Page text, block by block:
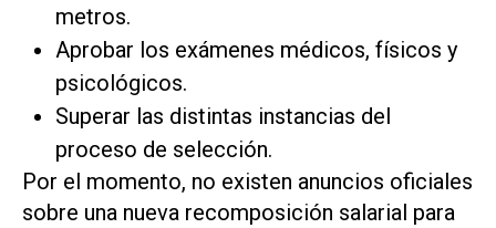
metros.
Aprobar los exámenes médicos, físicos y
psicológicos.
Superar las distintas instancias del
proceso de selección.
Por el momento, no existen anuncios oficiales
sobre una nueva recomposición salarial para